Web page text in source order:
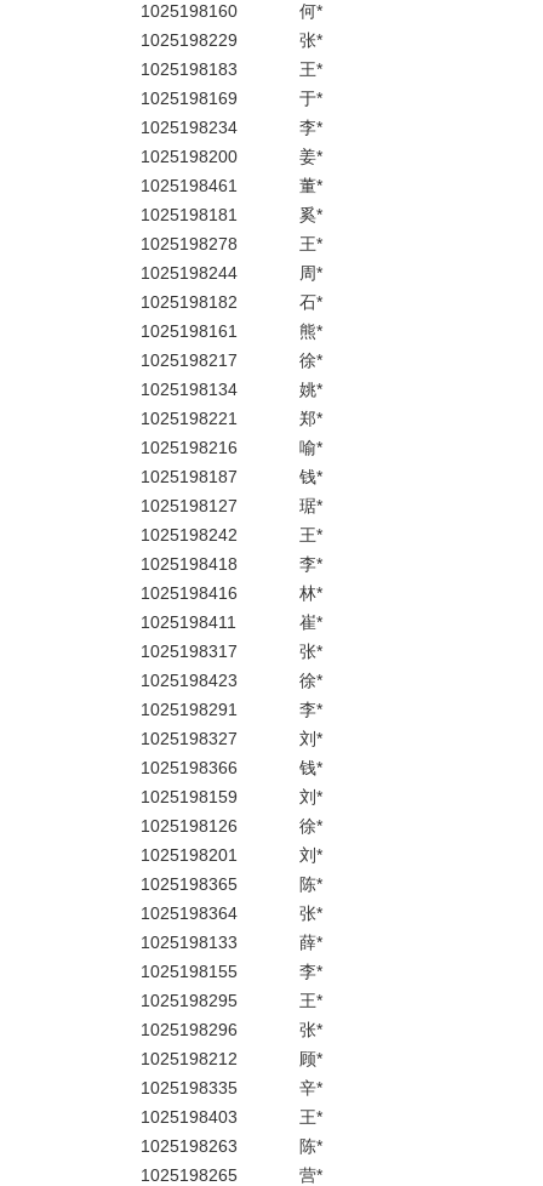
1025198160
何*
1025198229
张*
1025198183
王*
1025198169
于*
1025198234
李*
1025198200
姜*
1025198461
董*
1025198181
奚*
1025198278
王*
1025198244
周*
1025198182
石*
1025198161
熊*
1025198217
徐*
1025198134
姚*
1025198221
郑*
1025198216
喻*
1025198187
钱*
1025198127
琚*
1025198242
王*
1025198418
李*
1025198416
林*
1025198411
崔*
1025198317
张*
1025198423
徐*
1025198291
李*
1025198327
刘*
1025198366
钱*
1025198159
刘*
1025198126
徐*
1025198201
刘*
1025198365
陈*
1025198364
张*
1025198133
薛*
1025198155
李*
1025198295
王*
1025198296
张*
1025198212
顾*
1025198335
辛*
1025198403
王*
1025198263
陈*
1025198265
营*